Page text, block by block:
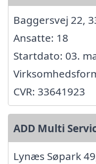
Baggersvej 22,
Ansatte: 18
Startdato: 03.
CVR: 33641923
ADD Multi
Lynæs Søpark